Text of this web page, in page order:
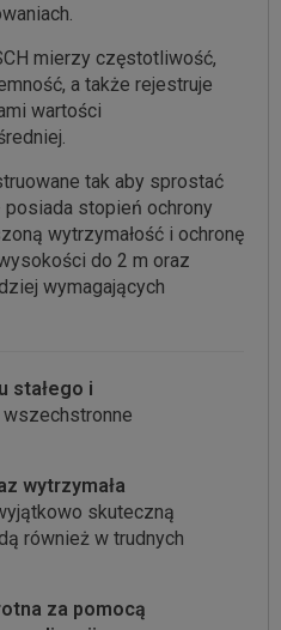
mierzy częstotliwość,
a także rejestruje
wartości
tak aby sprostać
posiada stopień ochrony
wytrzymałość i ochronę
do 2 m oraz
wymagających
stałego i
wytrzymała
skuteczną
również w trudnych
za pomocą